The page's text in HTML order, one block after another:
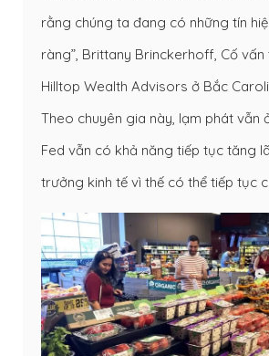
rằng chúng ta đang có những tín
ràng”, Brittany Brinckerhoff, Cố vấn
Hilltop Wealth Advisors ở Bắc
Theo chuyên gia này, lạm phát vẫn
Fed vẫn có khả năng tiếp tục tăng
trưởng kinh tế vì thế có thể tiếp tục